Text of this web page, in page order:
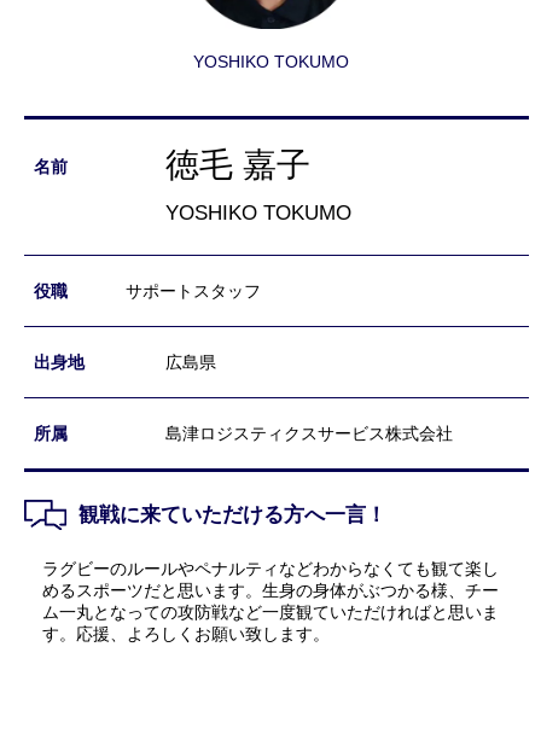
YOSHIKO TOKUMO
徳毛 嘉子
YOSHIKO TOKUMO
サポートスタッフ
広島県
島津ロジスティクスサービス株式会社
観戦に来ていただける方へ一言！
ラグビーのルールやペナルティなどわからなくても観て楽し
めるスポーツだと思います。生身の身体がぶつかる様、チー
ム一丸となっての攻防戦など一度観ていただければと思いま
す。応援、よろしくお願い致します。